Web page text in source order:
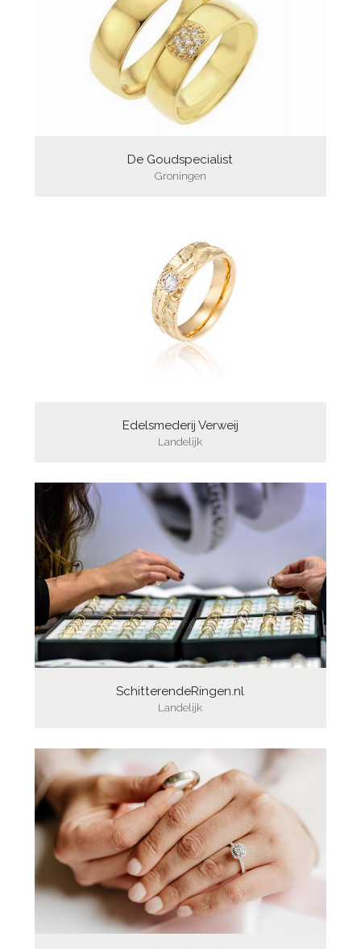
De Goudspecialist
Groningen
Edelsmederij Verweij
Landelijk
SchitterendeRingen.nl
Landelijk